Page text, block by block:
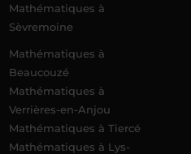
Mathématiques à
Sèvremoine
Mathématiques à
Beaucouzé
Mathématiques à
Verrières-en-Anjou
Mathématiques à Tiercé
Mathématiques à Lys-